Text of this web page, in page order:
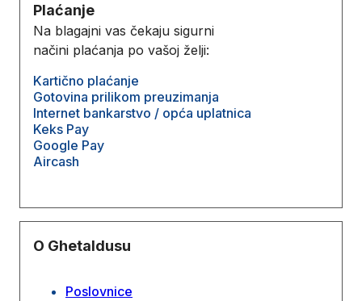
Plaćanje
Na blagajni vas čekaju sigurni
načini plaćanja po vašoj želji:
Kartično plaćanje
Gotovina prilikom preuzimanja
Internet bankarstvo / opća uplatnica
Keks Pay
Google Pay
Aircash
O Ghetaldusu
Poslovnice